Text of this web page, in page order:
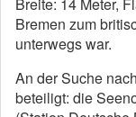
Bremen zum
unterwegs war.
An der Suche
beteiligt: die